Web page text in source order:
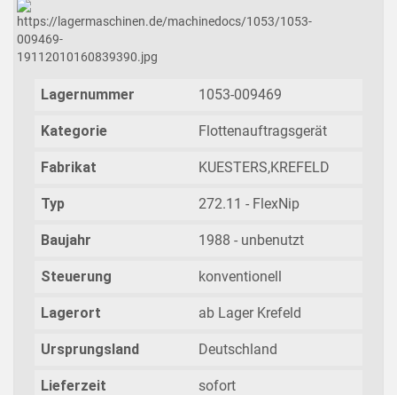
Lagernummer 1053-009469
Kategorie Flottenauftragsgerät
Fabrikat KUESTERS,KREFELD
Typ 272.11 - FlexNip
Baujahr 1988 - unbenutzt
Steuerung konventionell
Lagerort ab Lager Krefeld
Ursprungsland Deutschland
Lieferzeit sofort